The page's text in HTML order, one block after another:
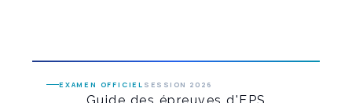
EXAMEN OFFICIEL SESSION 2026
Guide des épreuves d'EPS